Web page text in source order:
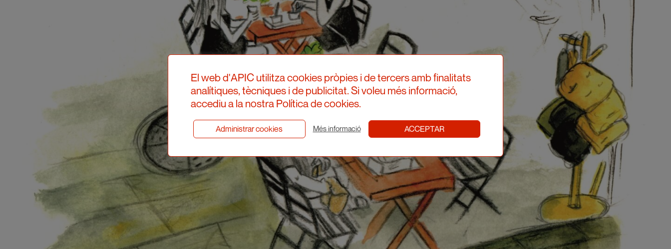
El web d'APIC utilitza cookies pròpies i de tercers amb finalitats
analítiques, tècniques i de publicitat. Si voleu més informació,
accediu a la nostra Política de cookies.
Administrar cookies Més informació ACCEPTAR